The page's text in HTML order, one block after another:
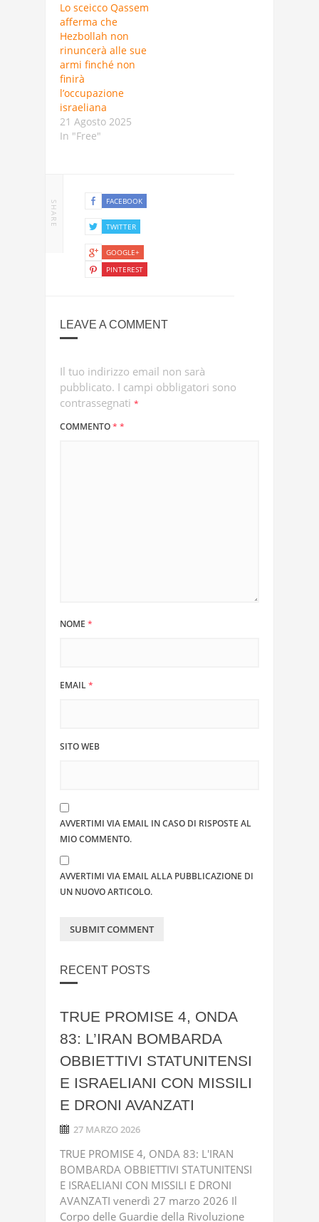
Lo sceicco Qassem
afferma che
Hezbollah non
rinuncerà alle sue
armi finché non
finirà
l’occupazione
israeliana
21 Agosto 2025
In "Free"
SHARE FACEBOOK
TWITTER
GOOGLE+
PINTEREST
LEAVE A COMMENT
Il tuo indirizzo email non sarà
pubblicato. I campi obbligatori sono
contrassegnati *
COMMENTO* *
NOME *
EMAIL*
SITO WEB
AVVERTIMI VIA EMAIL IN CASO DI RISPOSTE AL
MIO COMMENTO.
AVVERTIMI VIA EMAIL ALLA PUBBLICAZIONE DI
UN NUOVO ARTICOLO.
RECENT POSTS
TRUE PROMISE 4, ONDA
83: L’IRAN BOMBARDA
OBBIETTIVI STATUNITENSI
E ISRAELIANI CON MISSILI
E DRONI AVANZATI
27 MARZO 2026
TRUE PROMISE 4, ONDA 83: L'IRAN
BOMBARDA OBBIETTIVI STATUNITENSI
E ISRAELIANI CON MISSILI E DRONI
AVANZATI venerdì 27 marzo 2026 Il
Corpo delle Guardie della Rivoluzione